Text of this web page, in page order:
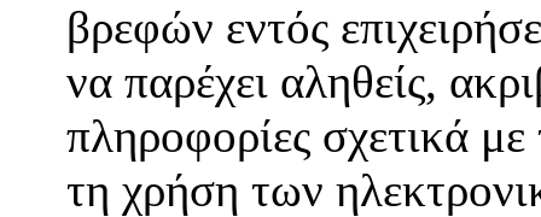
βρεφών εντός
να παρέχει αληθείς,
πληροφορίες σχετικά
τη χρήση των